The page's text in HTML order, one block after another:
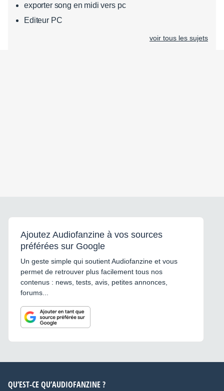
exporter song en midi vers pc
Editeur PC
voir tous les sujets
Ajoutez Audiofanzine à vos sources
préférées sur Google
Un geste simple qui soutient Audiofanzine et vous
permet de retrouver plus facilement tous nos
contenus : news, tests, avis, petites annonces,
forums...
QU’EST-CE QU’AUDIOFANZINE ?